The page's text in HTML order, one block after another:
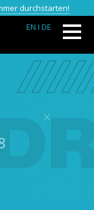
durchstarten!
EN I DE